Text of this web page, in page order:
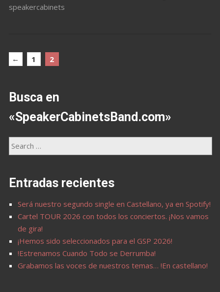
speakercabinets
← 1 2
Busca en
«SpeakerCabinetsBand.com»
Entradas recientes
Será nuestro segundo single en Castellano, ya en Spotify!
Cartel TOUR 2026 con todos los conciertos. ¡Nos vamos
de gira!
¡Hemos sido seleccionados para el GSP 2026!
!Estrenamos Cuando Todo se Derrumba!
Grabamos las voces de nuestros temas… !En castellano!